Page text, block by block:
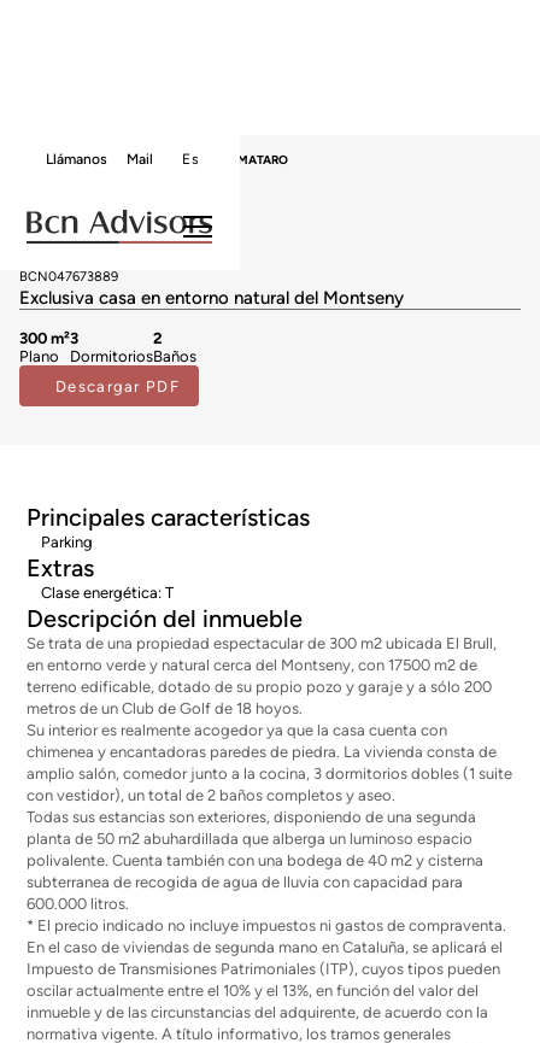
Mail
Llámanos Es
HOME VENTA CASAS MARESME MATARO
Descargar PDF
Casas en venta en Mataro
BCN047673889
Exclusiva casa en entorno natural del Montseny
300 m²
Plano
3
Dormitorios
2
Baños
Principales características
Parking
Extras
Clase energética: T
Descripción del inmueble
Se trata de una propiedad espectacular de 300 m2 ubicada El Brull,
en entorno verde y natural cerca del Montseny, con 17500 m2 de
terreno edificable, dotado de su propio pozo y garaje y a sólo 200
metros de un Club de Golf de 18 hoyos.
Su interior es realmente acogedor ya que la casa cuenta con
chimenea y encantadoras paredes de piedra. La vivienda consta de
amplio salón, comedor junto a la cocina, 3 dormitorios dobles (1 suite
con vestidor), un total de 2 baños completos y aseo.
Todas sus estancias son exteriores, disponiendo de una segunda
planta de 50 m2 abuhardillada que alberga un luminoso espacio
polivalente. Cuenta también con una bodega de 40 m2 y cisterna
subterranea de recogida de agua de lluvia con capacidad para
600.000 litros.
* El precio indicado no incluye impuestos ni gastos de compraventa.
En el caso de viviendas de segunda mano en Cataluña, se aplicará el
Impuesto de Transmisiones Patrimoniales (ITP), cuyos tipos pueden
oscilar actualmente entre el 10% y el 13%, en función del valor del
inmueble y de las circunstancias del adquirente, de acuerdo con la
normativa vigente. A título informativo, los tramos generales